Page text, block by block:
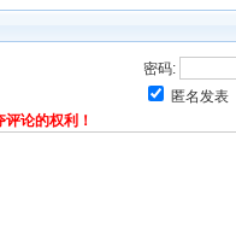
密码:
匿名发表
论的权利！